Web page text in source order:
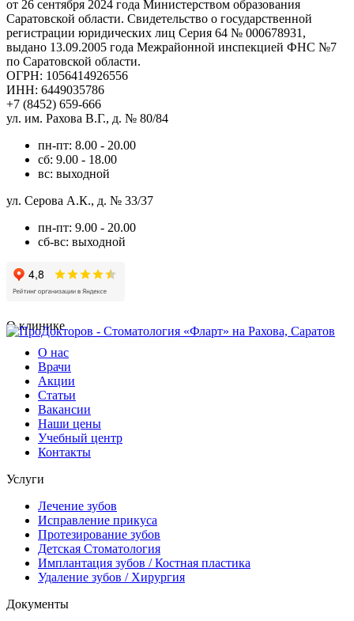
от 26 сентября 2024 года Министерством образования
Саратовской области. Свидетельство о государственной
регистрации юридических лиц Серия 64 № 000678931,
выдано 13.09.2005 года Межрайонной инспекцией ФНС №7
по Саратовской области.
ОГРН: 1056414926556
ИНН: 6449035786
+7 (8452) 659-666
ул. им. Рахова В.Г., д. № 80/84
пн-пт: 8.00 - 20.00
сб: 9.00 - 18.00
вс: выходной
ул. Серова А.К., д. № 33/37
пн-пт: 9.00 - 20.00
сб-вс: выходной
О клинике
О нас
Врачи
Акции
Статьи
Вакансии
Наши цены
Учебный центр
Контакты
Услуги
Лечение зубов
Исправление прикуса
Протезирование зубов
Детская Стоматология
Имплантация зубов / Костная пластика
Удаление зубов / Хирургия
Документы